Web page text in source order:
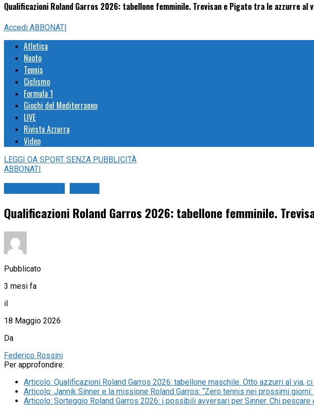
Qualificazioni Roland Garros 2026: tabellone femminile. Trevisan e Pigato tra le azzurre al
Accedi ABBONATI
Atletica
Nuoto
Tennis
Ciclismo
Formula 1
Giochi del Mediterraneo
LIVE
Rivista Azzurra
Video
LEGGI OA SPORT SENZA PUBBLICITÀ
ABBONATI
Qualificazioni Roland Garros 2026: tabellone femminile.
Pubblicato
3 mesi fa
il
18 Maggio 2026
Da
Federico Rossini
Per approfondire:
Articolo: Qualificazioni Roland Garros 2026: tabellone maschile. Otto azzurri al via,
Articolo: Jannik Sinner e la missione Roland Garros: “Zero tennis nei prossimi
Articolo: Sorteggio Roland Garros 2026: i possibili avversari per Sinner. Chi pescare